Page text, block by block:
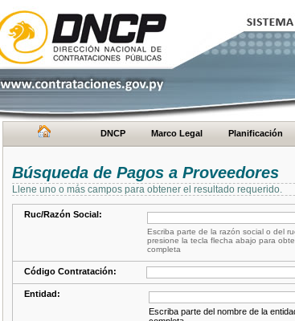
DNCP Marco Legal Planificación
Búsqueda de Pagos a Proveedores
Llene uno o más campos para obtener el resultado requerido.
Ruc/Razón Social:
Escriba parte de la razón social o del
presione la tecla flecha abajo para
completa
Código Contratación:
Entidad:
Escriba parte del nombre de la